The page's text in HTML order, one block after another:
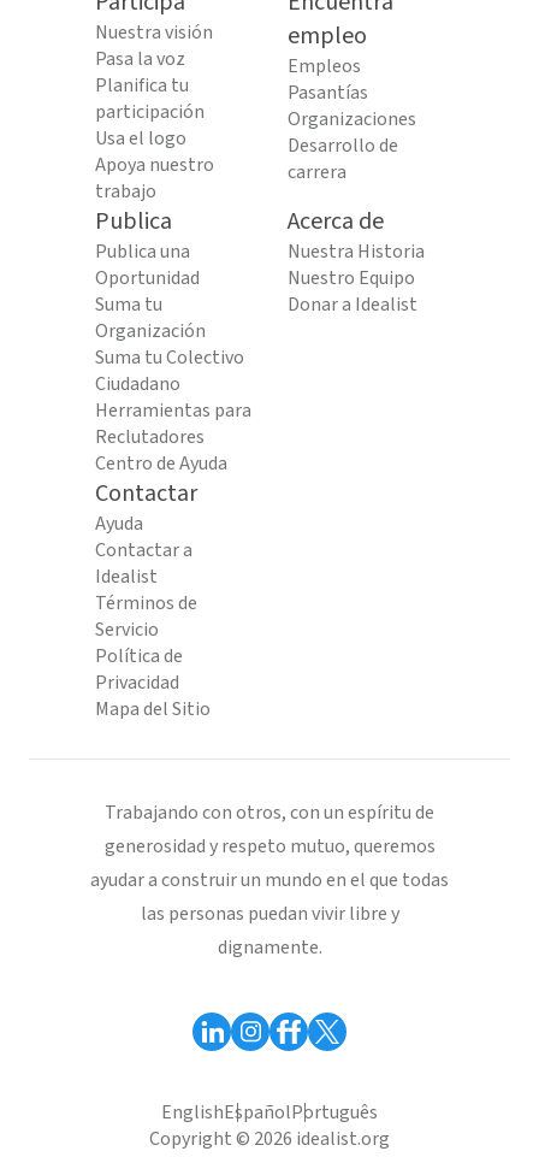
Nuestra visión
Pasa la voz
Planifica tu
participación
Usa el logo
Apoya nuestro
trabajo
empleo
Empleos
Pasantías
Organizaciones
Desarrollo de
carrera
Publica
Publica una
Oportunidad
Suma tu
Organización
Suma tu Colectivo
Ciudadano
Herramientas para
Reclutadores
Centro de Ayuda
Acerca de
Nuestra Historia
Nuestro Equipo
Donar a Idealist
Contactar
Ayuda
Contactar a
Idealist
Términos de
Servicio
Política de
Privacidad
Mapa del Sitio
Trabajando con otros, con un espíritu de
generosidad y respeto mutuo, queremos
ayudar a construir un mundo en el que todas
las personas puedan vivir libre y
dignamente.
EnglishEspañolPortuguês
Copyright © 2026 idealist.org